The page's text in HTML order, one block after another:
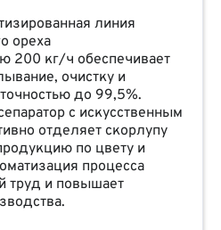
линия
ореха
200 кг/ч обеспечивает
очистку и
до 99,5%.
с искусственным
отделяет скорлупу
по цвету и
процесса
труд и повышает